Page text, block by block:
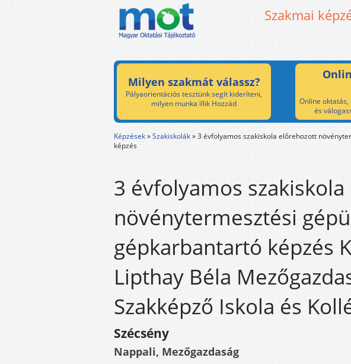
Szakmai
Milyen szakmát válassz?
Pályaorientációs tesztünk segít kideríteni,
milyen munka illik Hozzád
Online oktatás,
és
Képzések»Szakiskolák»3 évfolyamos szakiskola előrehozott
képzés
3 évfolyamos
növénytermesztési
gépkarbantartó képzés
Lipthay Béla
Szakképző Iskola és
Szécsény
Nappali, Mezőgazdaság